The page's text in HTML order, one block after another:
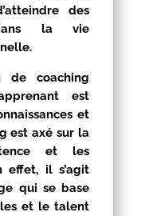
des
la vie
de coaching
est
et
est axé sur la
et les
effet, il s’agit
qui se base
et le talent